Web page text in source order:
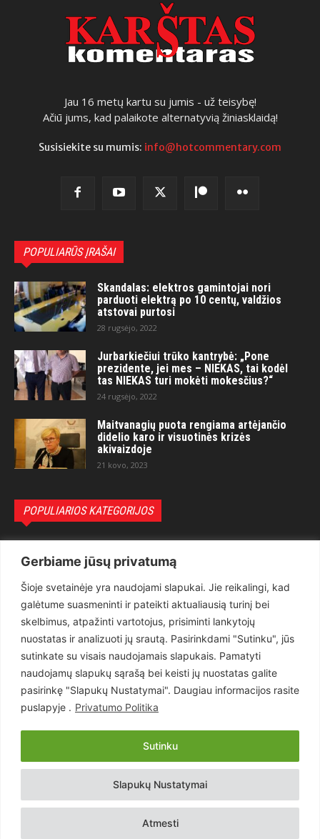
Gerbiame jūsų privatumą
Šioje svetainėje yra naudojami slapukai. Jie reikalingi, kad
galėtume suasmeninti ir pateikti aktualiausią turinį bei
skelbimus, atpažinti vartotojus, prisiminti lankytojų
nuostatas ir analizuoti jų srautą. Pasirinkdami "Sutinku", jūs
sutinkate su visais naudojamais slapukais. Pamatyti
naudojamų slapukų sąrašą bei keisti jų nuostatas galite
pasirinkę "Slapukų Nustatymai". Daugiau informacijos rasite
puslapyje . Privatumo Politika
Slapukų Nustatymai
Atmesti
Sutinku
Jau 16 metų kartu su jumis - už teisybę!
Ačiū jums, kad palaikote alternatyvią žiniasklaidą!
Susisiekite su mumis: info@hotcommentary.com
POPULIARŪS ĮRAŠAI
Skandalas: elektros gamintojai nori
parduoti elektrą po 10 centų, valdžios
atstovai purtosi
28 rugsėjo, 2022
Jurbarkiečiui trūko kantrybė: „Pone
prezidente, jei mes – NIEKAS, tai kodėl
tas NIEKAS turi mokėti mokesčius?“
24 rugsėjo, 2022
Maitvanagių puota rengiama artėjančio
didelio karo ir visuotinės krizės
akivaizdoje
21 kovo, 2023
POPULIARIOS KATEGORIJOS
Teisėsauga
1497
Aktualu
Lietuva
619
Pasaulis
Статьи на русском
Articles in english
Copyright © 2026 UAB „Goruva“. Visos teisės saugomos.
Kontaktai Prenumerata Privatumo Politika Naudojimosi Taisyklės